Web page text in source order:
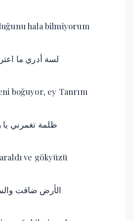
hala bilmiyorum
لسة أدري ما
boğuyor, ey Tanrım
ظلمة تغمرني
ve gökyüzü
الأرض ضاقت